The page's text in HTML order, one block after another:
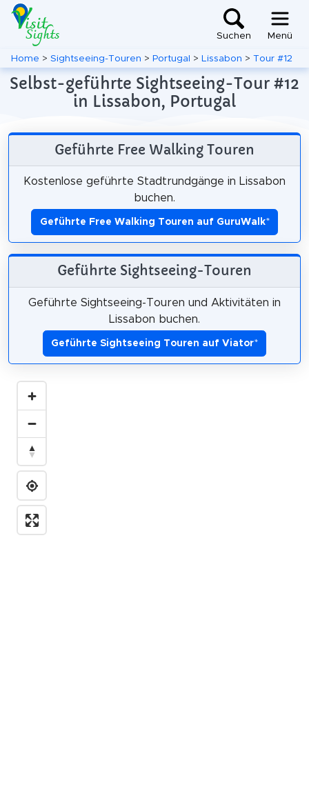
Suchen Menü
Home > Sightseeing-Touren > Portugal > Lissabon > Tour #12
Selbst-geführte Sightseeing-Tour #12
in Lissabon, Portugal
Geführte Free Walking Touren
Kostenlose geführte Stadtrundgänge in Lissabon
buchen.
Geführte Free Walking Touren auf GuruWalk*
Geführte Sightseeing-Touren
Geführte Sightseeing-Touren und Aktivitäten in
Lissabon buchen.
Geführte Sightseeing Touren auf Viator*